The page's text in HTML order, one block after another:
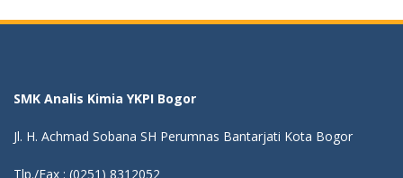
SMK Analis Kimia YKPI Bogor
Jl. H. Achmad Sobana SH Perumnas Bantarjati Kota Bogor
Tlp./Fax : (0251) 8312052